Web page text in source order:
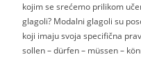
kojim se srećemo prilikom
glagoli? Modalni glagoli su
koji imaju svoja specifična
sollen – dürfen – müssen –